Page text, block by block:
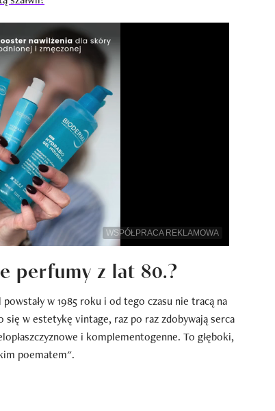
WSPÓŁPRACA REKLAMOWA
perfumy z lat 80.?
w 1985 roku i od tego czasu nie tracą na
w estetykę vintage, raz po raz zdobywają serca
i komplementogenne. To głęboki,
poematem".